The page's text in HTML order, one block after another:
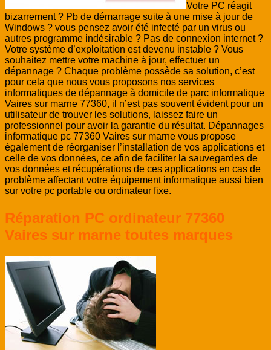
Votre PC réagit
bizarrement ? Pb de démarrage suite à une mise à jour de
Windows ? vous pensez avoir été infecté par un virus ou
autres programme indésirable ? Pas de connexion internet ?
Votre système d’exploitation est devenu instable ? Vous
souhaitez mettre votre machine à jour, effectuer un
dépannage ? Chaque problème possède sa solution, c’est
pour cela que nous vous proposons nos services
informatiques de dépannage à domicile de parc informatique
Vaires sur marne 77360, il n’est pas souvent évident pour un
utilisateur de trouver les solutions, laissez faire un
professionnel pour avoir la garantie du résultat. Dépannages
informatique pc 77360 Vaires sur marne vous propose
également de réorganiser l’installation de vos applications et
celle de vos données, ce afin de faciliter la sauvegardes de
vos données et récupérations de ces applications en cas de
problème affectant votre équipement informatique aussi bien
sur votre pc portable ou ordinateur fixe.
Réparation PC ordinateur 77360
Vaires sur marne toutes marques